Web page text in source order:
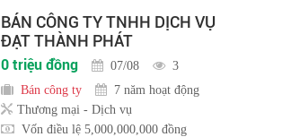
BÁN CÔNG TY TNHH DỊCH VỤ
ĐẠT THÀNH PHÁT
0 triệu đồng 07/08
3
Bán công ty
7 năm hoạt động
Thương mại - Dịch vụ
Vốn điều lệ 5,000,000,000 đồng